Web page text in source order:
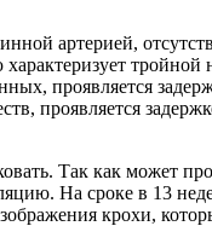
артерией,
тройной
проявляется
проявляется
Так как может
На сроке в 13
крохи,